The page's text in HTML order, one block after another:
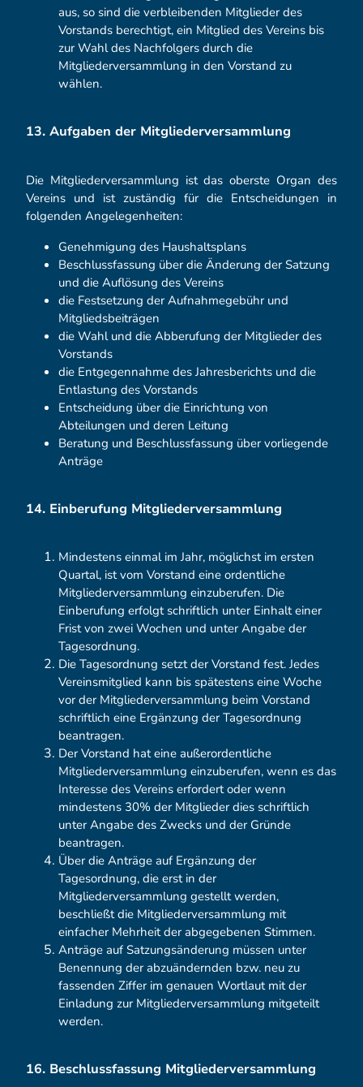
aus, so sind die verbleibenden Mitglieder des
Vorstands berechtigt, ein Mitglied des Vereins bis
zur Wahl des Nachfolgers durch die
Mitgliederversammlung in den Vorstand zu
wählen.
13. Aufgaben der Mitgliederversammlung
Die Mitgliederversammlung ist das oberste Organ des
Vereins und ist zuständig für die Entscheidungen in
folgenden Angelegenheiten:
Genehmigung des Haushaltsplans
Beschlussfassung über die Änderung der Satzung
und die Auflösung des Vereins
die Festsetzung der Aufnahmegebühr und
Mitgliedsbeiträgen
die Wahl und die Abberufung der Mitglieder des
Vorstands
die Entgegennahme des Jahresberichts und die
Entlastung des Vorstands
Entscheidung über die Einrichtung von
Abteilungen und deren Leitung
Beratung und Beschlussfassung über vorliegende
Anträge
14. Einberufung Mitgliederversammlung
Mindestens einmal im Jahr, möglichst im ersten
Quartal, ist vom Vorstand eine ordentliche
Mitgliederversammlung einzuberufen. Die
Einberufung erfolgt schriftlich unter Einhalt einer
Frist von zwei Wochen und unter Angabe der
Tagesordnung.
Die Tagesordnung setzt der Vorstand fest. Jedes
Vereinsmitglied kann bis spätestens eine Woche
vor der Mitgliederversammlung beim Vorstand
schriftlich eine Ergänzung der Tagesordnung
beantragen.
Der Vorstand hat eine außerordentliche
Mitgliederversammlung einzuberufen, wenn es das
Interesse des Vereins erfordert oder wenn
mindestens 30% der Mitglieder dies schriftlich
unter Angabe des Zwecks und der Gründe
beantragen.
Über die Anträge auf Ergänzung der
Tagesordnung, die erst in der
Mitgliederversammlung gestellt werden,
beschließt die Mitgliederversammlung mit
einfacher Mehrheit der abgegebenen Stimmen.
Anträge auf Satzungsänderung müssen unter
Benennung der abzuändernden bzw. neu zu
fassenden Ziffer im genauen Wortlaut mit der
Einladung zur Mitgliederversammlung mitgeteilt
werden.
16. Beschlussfassung Mitgliederversammlung